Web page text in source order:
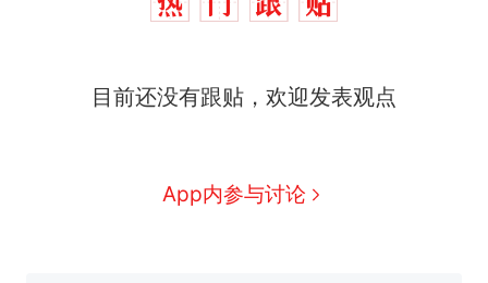
目前还没有跟贴，欢迎发表观点
App内参与讨论
热
那个在床头放菜刀的女孩，
因老师一句“跟我回家”改写了